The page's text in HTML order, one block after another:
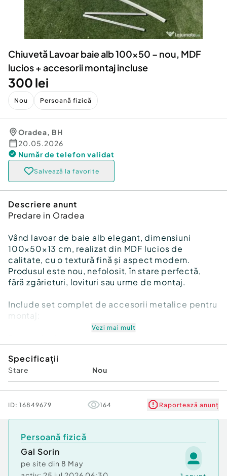
Servicii
Animale de companie
Afaceri și echipamente profesionale
Inchiriere Bunuri si Vehicule
Utilaje agricole si industriale
Piese auto si accesorii
Dacia Duster
Chiuvetă Lavoar baie alb 100×50 – nou, MDF
lucios + accesorii montaj incluse
300 lei
Nou Persoană fizică
Oradea, BH
20.05.2026
Număr de telefon validat
Salvează la favorite
Descriere anunt
Predare in Oradea
Vând lavoar de baie alb elegant, dimensiuni
100×50×13 cm, realizat din MDF lucios de
calitate, cu o textură fină și aspect modern.
Produsul este nou, nefolosit, în stare perfectă,
fără zgârieturi, lovituri sau urme de montaj.
Include set complet de accesorii metalice pentru
montaj:
suport frontal metalic
Totul exact ca în poze.
Suprafața are un alb curat și elegant, care se
potrivește în orice baie modernă.
Ideal pentru renovări, proiecte DIY sau înlocuirea
unui lavoar vechi.
Vezi mai mult
Specificații
Stare Nou
ID: 16849679 164 Raportează anunț
Persoană fizică
Gal Sorin
pe site din 8 May